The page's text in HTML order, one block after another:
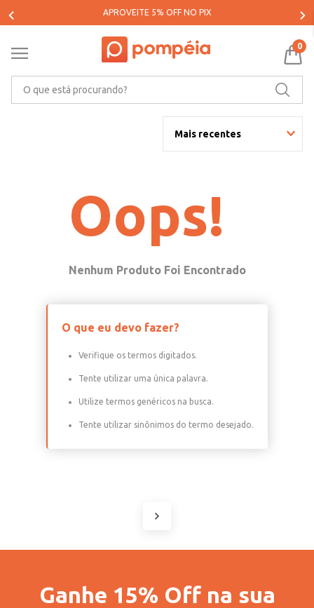
APROVEITE 5% OFF NO PIX
0
Mais recentes
Oops!
O que eu devo fazer?
Verifique os termos digitados.
Tente utilizar uma única palavra.
Utilize termos genéricos na busca.
Tente utilizar sinônimos do termo desejado.
Ganhe 15% Off na sua